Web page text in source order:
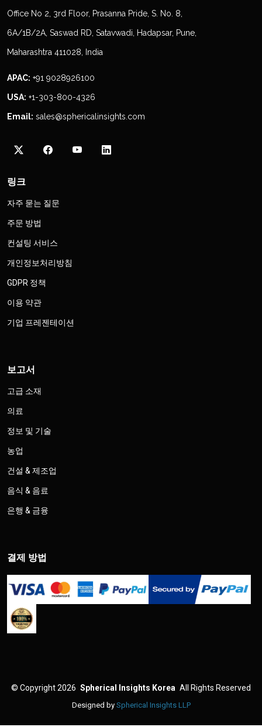
Office No 2, 3rd Floor, Prasanna Pride, S. No. 8,
6A/1B/2A, Saswad RD, Satavwadi, Hadapsar, Pune,
Maharashtra 411028, India
APAC: +91 9028926100
USA: +1-303-800-4326
Email: sales@sphericalinsights.com
링크
자주 묻는 질문
주문 방법
컨설팅 서비스
개인정보처리방침
GDPR 정책
이용 약관
기업 프레젠테이션
보고서
고급 소재
의료
정보 및 기술
농업
건설 & 제조업
음식 & 음료
은행 & 금융
결제 방법
© Copyright 2026 Spherical Insights Korea All Rights Reserved
Designed by Spherical Insights LLP